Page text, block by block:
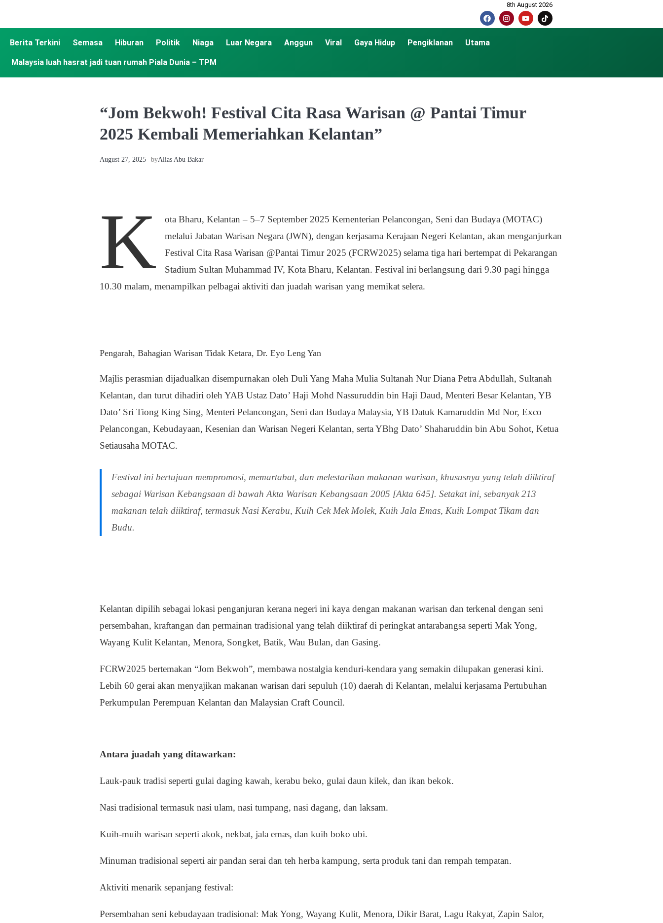
8th August 2026
Berita Terkini Semasa Hiburan Politik Niaga Luar Negara Anggun Viral Gaya Hidup Pengiklanan Utama
Malaysia luah hasrat jadi tuan rumah Piala Dunia – TPM
“Jom Bekwoh! Festival Cita Rasa Warisan @ Pantai Timur
2025 Kembali Memeriahkan Kelantan”
August 27, 2025 byAlias Abu Bakar
K
ota Bharu, Kelantan – 5–7 September 2025 Kementerian Pelancongan, Seni dan Budaya (MOTAC)
melalui Jabatan Warisan Negara (JWN), dengan kerjasama Kerajaan Negeri Kelantan, akan menganjurkan
Festival Cita Rasa Warisan @Pantai Timur 2025 (FCRW2025) selama tiga hari bertempat di Pekarangan
Stadium Sultan Muhammad IV, Kota Bharu, Kelantan. Festival ini berlangsung dari 9.30 pagi hingga
10.30 malam, menampilkan pelbagai aktiviti dan juadah warisan yang memikat selera.
Pengarah, Bahagian Warisan Tidak Ketara, Dr. Eyo Leng Yan
Majlis perasmian dijadualkan disempurnakan oleh Duli Yang Maha Mulia Sultanah Nur Diana Petra Abdullah, Sultanah
Kelantan, dan turut dihadiri oleh YAB Ustaz Dato’ Haji Mohd Nassuruddin bin Haji Daud, Menteri Besar Kelantan, YB
Dato’ Sri Tiong King Sing, Menteri Pelancongan, Seni dan Budaya Malaysia, YB Datuk Kamaruddin Md Nor, Exco
Pelancongan, Kebudayaan, Kesenian dan Warisan Negeri Kelantan, serta YBhg Dato’ Shaharuddin bin Abu Sohot, Ketua
Setiausaha MOTAC.
Festival ini bertujuan mempromosi, memartabat, dan melestarikan makanan warisan, khususnya yang telah diiktiraf
sebagai Warisan Kebangsaan di bawah Akta Warisan Kebangsaan 2005 [Akta 645]. Setakat ini, sebanyak 213
makanan telah diiktiraf, termasuk Nasi Kerabu, Kuih Cek Mek Molek, Kuih Jala Emas, Kuih Lompat Tikam dan
Budu.
Kelantan dipilih sebagai lokasi penganjuran kerana negeri ini kaya dengan makanan warisan dan terkenal dengan seni
persembahan, kraftangan dan permainan tradisional yang telah diiktiraf di peringkat antarabangsa seperti Mak Yong,
Wayang Kulit Kelantan, Menora, Songket, Batik, Wau Bulan, dan Gasing.
FCRW2025 bertemakan “Jom Bekwoh”, membawa nostalgia kenduri-kendara yang semakin dilupakan generasi kini.
Lebih 60 gerai akan menyajikan makanan warisan dari sepuluh (10) daerah di Kelantan, melalui kerjasama Pertubuhan
Perkumpulan Perempuan Kelantan dan Malaysian Craft Council.
Antara juadah yang ditawarkan:
Lauk-pauk tradisi seperti gulai daging kawah, kerabu beko, gulai daun kilek, dan ikan bekok.
Nasi tradisional termasuk nasi ulam, nasi tumpang, nasi dagang, dan laksam.
Kuih-muih warisan seperti akok, nekbat, jala emas, dan kuih boko ubi.
Minuman tradisional seperti air pandan serai dan teh herba kampung, serta produk tani dan rempah tempatan.
Aktiviti menarik sepanjang festival:
Persembahan seni kebudayaan tradisional: Mak Yong, Wayang Kulit, Menora, Dikir Barat, Lagu Rakyat, Zapin Salor,